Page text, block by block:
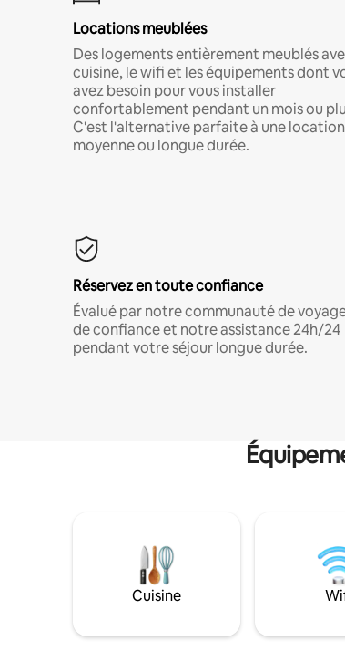
Locations meublées
Des logements entièrement meublés
cuisine, le wifi et les équipements dont
avez besoin pour vous installer
confortablement pendant un mois ou
C'est l'alternative parfaite à une location
moyenne ou longue durée.
Réservez en toute confiance
Évalué par notre communauté de
de confiance et notre assistance 24h/24
pendant votre séjour longue durée.
Cuisine